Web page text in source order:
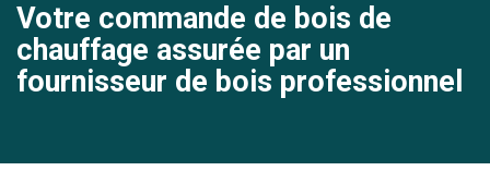
Votre commande de bois de
chauffage assurée par un
fournisseur de bois professionnel